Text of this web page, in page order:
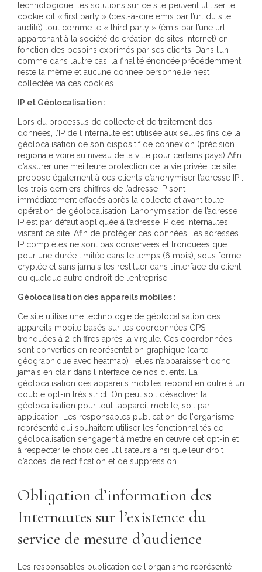
technologique, les solutions sur ce site peuvent utiliser le
cookie dit « first party » (c’est-à-dire émis par l’url du site
audité) tout comme le « third party » (émis par l’une url
appartenant à la société de création de sites internet) en
fonction des besoins exprimés par ses clients. Dans l’un
comme dans l’autre cas, la finalité énoncée précédemment
reste la même et aucune donnée personnelle n’est
collectée via ces cookies.
IP et Géolocalisation :
Lors du processus de collecte et de traitement des
données, l’IP de l’Internaute est utilisée aux seules fins de la
géolocalisation de son dispositif de connexion (précision
régionale voire au niveau de la ville pour certains pays) Afin
d’assurer une meilleure protection de la vie privée, ce site
propose également à ces clients d’anonymiser l’adresse IP :
les trois derniers chiffres de l’adresse IP sont
immédiatement effacés après la collecte et avant toute
opération de géolocalisation. L’anonymisation de l’adresse
IP est par défaut appliquée à l’adresse IP des Internautes
visitant ce site. Afin de protéger ces données, les adresses
IP complètes ne sont pas conservées et tronquées que
pour une durée limitée dans le temps (6 mois), sous forme
cryptée et sans jamais les restituer dans l’interface du client
ou quelque autre endroit de l’entreprise.
Géolocalisation des appareils mobiles :
Ce site utilise une technologie de géolocalisation des
appareils mobile basés sur les coordonnées GPS,
tronquées à 2 chiffres après la virgule. Ces coordonnées
sont converties en représentation graphique (carte
géographique avec heatmap) ; elles n’apparaissent donc
jamais en clair dans l’interface de nos clients. La
géolocalisation des appareils mobiles répond en outre à un
double opt-in très strict. On peut soit désactiver la
géolocalisation pour tout l’appareil mobile, soit par
application. Les responsables publication de l'organisme
représenté qui souhaitent utiliser les fonctionnalités de
géolocalisation s’engagent à mettre en œuvre cet opt-in et
à respecter le choix des utilisateurs ainsi que leur droit
d’accès, de rectification et de suppression.
Obligation d’information des
Internautes sur l’existence du
service de mesure d’audience
Les responsables publication de l'organisme représenté